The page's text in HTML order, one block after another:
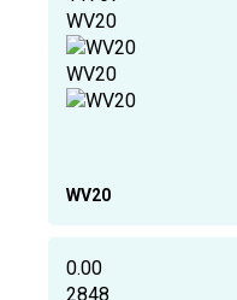
WV20
WV20
WV20
0.00
2848